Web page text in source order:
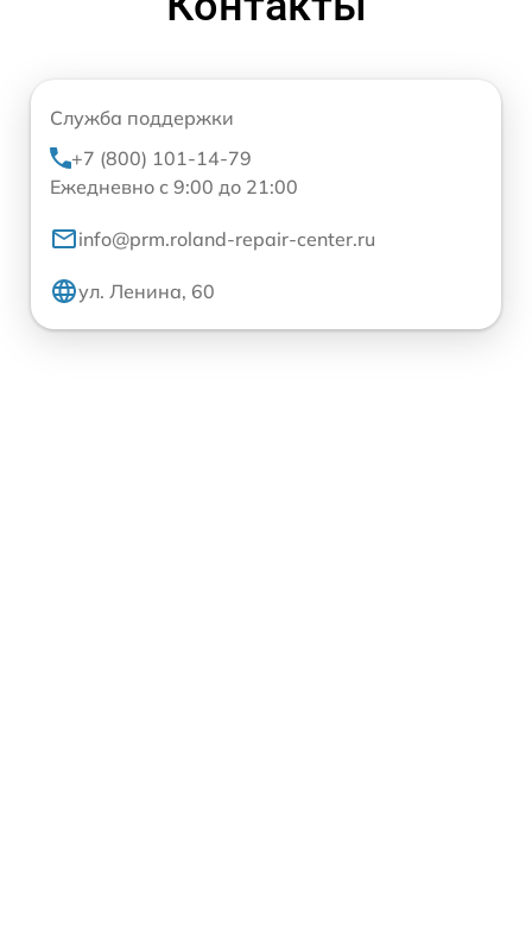
Служба поддержки
+7 (800) 101-14-79
Ежедневно с 9:00 до 21:00
info@prm.roland-repair-center.ru
ул. Ленина, 60